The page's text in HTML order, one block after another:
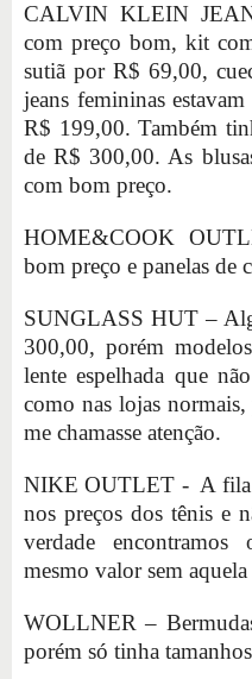
CALVIN KLEIN
com preço bom, kit
sutiã por R$ 69,00,
jeans femininas
R$ 199,00. Também
de R$ 300,00. As
com bom preço.
HOME&COOK
bom preço e panelas de
SUNGLASS HUT –
300,00, porém
lente espelhada que
como nas lojas
me chamasse atenção.
NIKE OUTLET - A fila
nos preços dos tênis e
verdade
mesmo valor sem
WOLLNER –
porém só tinha